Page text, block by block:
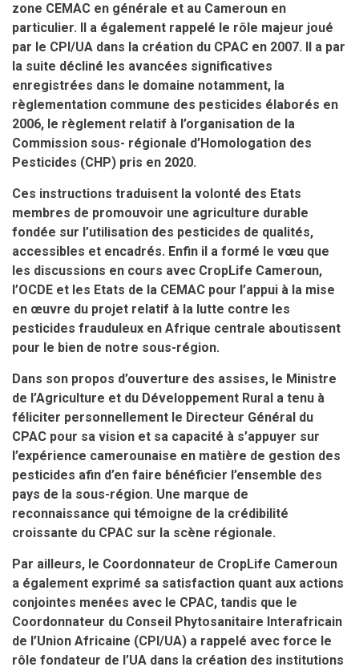
zone CEMAC en générale et au Cameroun en
particulier. Il a également rappelé le rôle majeur joué
par le CPI/UA dans la création du CPAC en 2007. Il a par
la suite décliné les avancées significatives
enregistrées dans le domaine notamment, la
règlementation commune des pesticides élaborés en
2006, le règlement relatif à l’organisation de la
Commission sous- régionale d’Homologation des
Pesticides (CHP) pris en 2020.
Ces instructions traduisent la volonté des Etats
membres de promouvoir une agriculture durable
fondée sur l’utilisation des pesticides de qualités,
accessibles et encadrés. Enfin il a formé le vœu que
les discussions en cours avec CropLife Cameroun,
l’OCDE et les Etats de la CEMAC pour l’appui à la mise
en œuvre du projet relatif à la lutte contre les
pesticides frauduleux en Afrique centrale aboutissent
pour le bien de notre sous-région.
Dans son propos d’ouverture des assises, le Ministre
de l’Agriculture et du Développement Rural a tenu à
féliciter personnellement le Directeur Général du
CPAC pour sa vision et sa capacité à s’appuyer sur
l’expérience camerounaise en matière de gestion des
pesticides afin d’en faire bénéficier l’ensemble des
pays de la sous-région. Une marque de
reconnaissance qui témoigne de la crédibilité
croissante du CPAC sur la scène régionale.
Par ailleurs, le Coordonnateur de CropLife Cameroun
a également exprimé sa satisfaction quant aux actions
conjointes menées avec le CPAC, tandis que le
Coordonnateur du Conseil Phytosanitaire Interafricain
de l’Union Africaine (CPI/UA) a rappelé avec force le
rôle fondateur de l’UA dans la création des institutions